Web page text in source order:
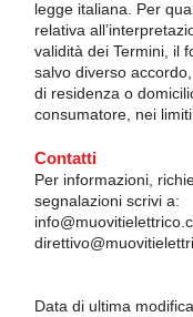
legge italiana. Per
relativa
validità dei Termini, il
salvo diverso
di residenza o
consumatore, nei limiti
Contatti
Per informazioni,
segnalazioni scrivi a:
Data di ultima